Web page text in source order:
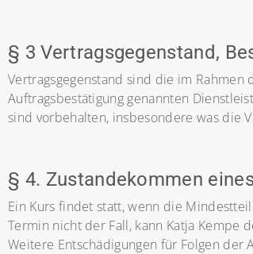
§ 3 Vertragsgegenstand,
Vertragsgegenstand sind die im
Auftragsbestätigung genannten
sind vorbehalten, insbesondere was die
§ 4. Zustandekommen
Ein Kurs findet statt, wenn die
Termin nicht der Fall, kann Katja Kempe
Weitere Entschädigungen für Folgen der